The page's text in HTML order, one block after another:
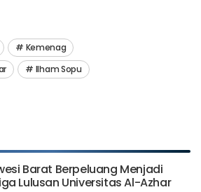
Kemenag
Ilham Sopu
Barat Berpeluang Menjadi
Lulusan Universitas Al-Azhar